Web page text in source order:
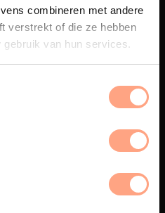
combineren met andere
verstrekt of die ze hebben
van hun services.